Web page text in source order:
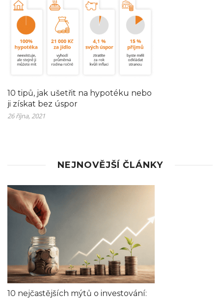
10 tipů, jak ušetřit na hypotéku nebo
ji získat bez úspor
26 října, 2021
NEJNOVĚJŠÍ ČLÁNKY
10 nejčastějších mýtů o investování: